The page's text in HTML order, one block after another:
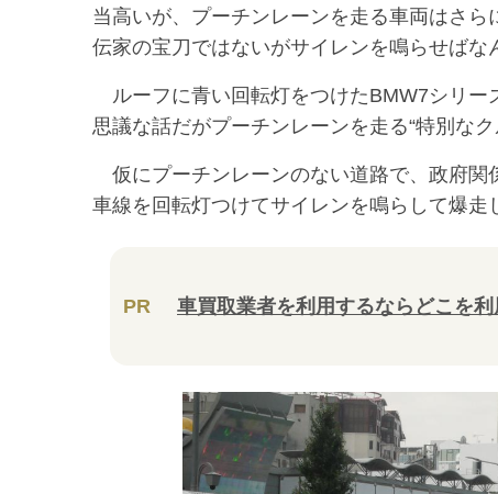
当高いが、プーチンレーンを走る車両はさら
伝家の宝刀ではないがサイレンを鳴らせばな
ルーフに青い回転灯をつけたBMW7シリー
思議な話だがプーチンレーンを走る“特別なク
仮にプーチンレーンのない道路で、政府関
車線を回転灯つけてサイレンを鳴らして爆走
PR 車買取業者を利用するならどこを